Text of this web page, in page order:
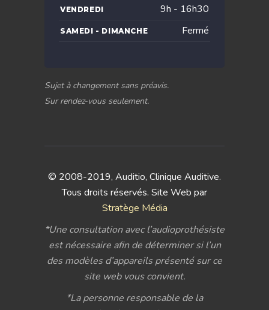
VENDREDI 9h - 16h30
SAMEDI - DIMANCHE Fermé
Sujet à changement sans préavis.
Sur rendez-vous seulement.
© 2008-2019, Auditio, Clinique Auditive.
Tous droits réservés. Site Web par
Stratège Média
*Une consultation avec l’audioprothésiste
est nécessaire afin de déterminer si l’un
des modèles d’appareils présenté sur ce
site web vous convient.
*La personne responsable de la